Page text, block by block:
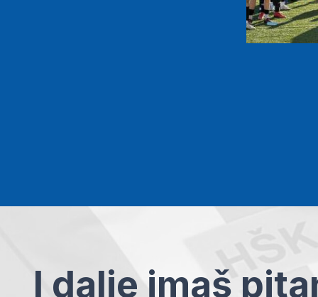
I dalje imaš